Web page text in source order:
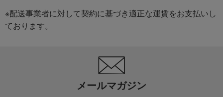
※配送事業者に対して契約に基づき適正な運賃をお支払いし
ております。
メールマガジン